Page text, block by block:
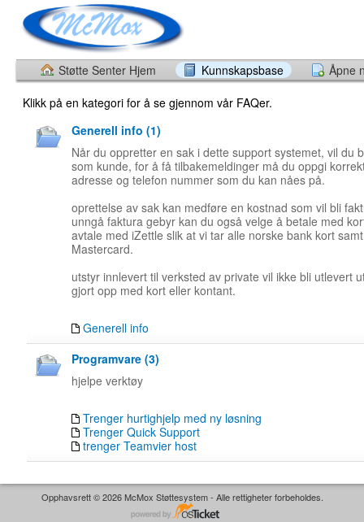
Støtte Senter Hjem Kunnskapsbase
Åpne
Klikk på en kategori for å se gjennom vår FAQer.
Generell info (1)
Når du oppretter en sak i dette support systemet, vil du
som kunde, for å få tilbakemeldinger må du oppgi
adresse og telefon nummer som du kan nåes på.
oprettelse av sak kan medføre en kostnad som vil bli
unngå faktura gebyr kan du også velge å betale med
avtale med iZettle slik at vi tar alle norske bank kort
Mastercard.
utstyr innlevert til verksted av private vil ikke bli utlevert
gjort opp med kort eller kontant.
Generell info
Programvare (3)
hjelpe verktøy
Trenger hurtighjelp med ny løsning
Trenger Quick Support
trenger Teamvier host
Opphavsrett © 2026 McMox Støttesystem - Alle rettigheter forbeholdes.